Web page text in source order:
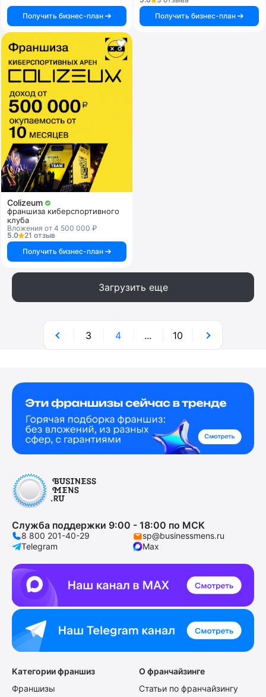
Получить бизнес-план
Получить бизнес-план
Colizeum
франшиза киберспортивного
клуба
Вложения от 4 500 000 ₽
5.0
21 отзыв
Получить бизнес-план
Загрузить еще
3 4 ... 10
Служба поддержки 9:00 - 18:00 по МСК
8 800 201-40-29
sp@businessmens.ru
Telegram
Max
Категории франшиз
Франшизы
О франчайзинге
Статьи по франчайзингу